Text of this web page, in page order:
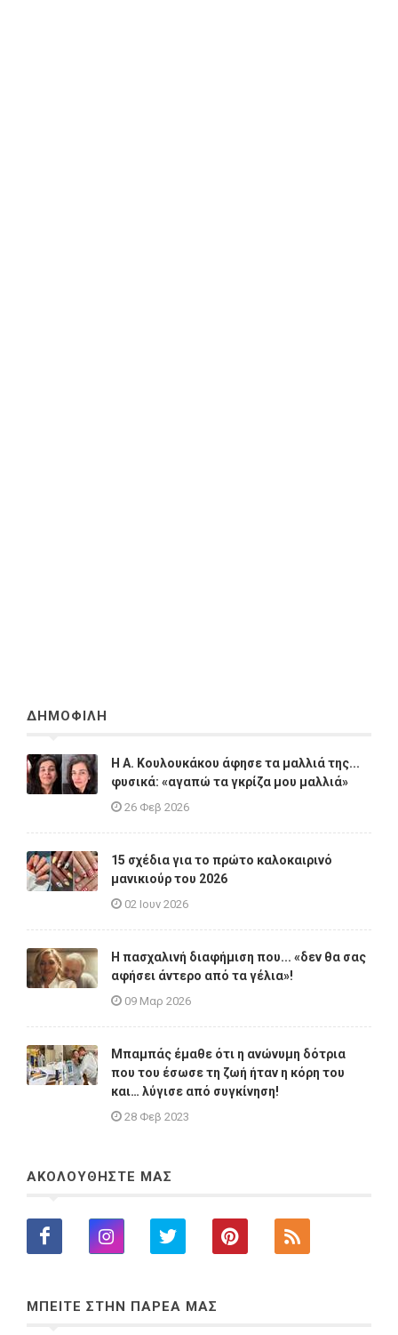
ΔΗΜΟΦΙΛΗ
Η A. Κουλουκάκου άφησε τα μαλλιά της...
φυσικά: «αγαπώ τα γκρίζα μου μαλλιά»
26 Φεβ 2026
15 σχέδια για το πρώτο καλοκαιρινό
μανικιούρ του 2026
02 Ιουν 2026
Η πασχαλινή διαφήμιση που... «δεν θα σας
αφήσει άντερο από τα γέλια»!
09 Μαρ 2026
Μπαμπάς έμαθε ότι η ανώνυμη δότρια
που του έσωσε τη ζωή ήταν η κόρη του
και… λύγισε από συγκίνηση!
28 Φεβ 2023
ΑΚΟΛΟΥΘΗΣΤΕ ΜΑΣ
ΜΠΕΙΤΕ ΣΤΗΝ ΠΑΡΕΑ ΜΑΣ